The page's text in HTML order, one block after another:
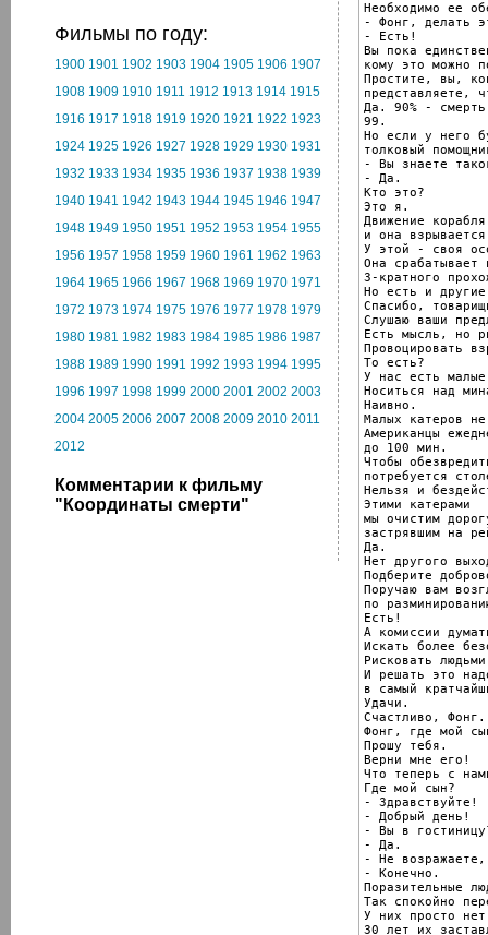
Фильмы по году:
1900 1901 1902 1903 1904 1905 1906 1907
1908 1909 1910 1911 1912 1913 1914 1915
1916 1917 1918 1919 1920 1921 1922 1923
1924 1925 1926 1927 1928 1929 1930 1931
1932 1933 1934 1935 1936 1937 1938 1939
1940 1941 1942 1943 1944 1945 1946 1947
1948 1949 1950 1951 1952 1953 1954 1955
1956 1957 1958 1959 1960 1961 1962 1963
1964 1965 1966 1967 1968 1969 1970 1971
1972 1973 1974 1975 1976 1977 1978 1979
1980 1981 1982 1983 1984 1985 1986 1987
1988 1989 1990 1991 1992 1993 1994 1995
1996 1997 1998 1999 2000 2001 2002 2003
2004 2005 2006 2007 2008 2009 2010 2011
2012
Комментарии к фильму
"Координаты смерти"
Необходимо ее
- Фонг, делать
- Есть!
Вы пока
кому это можно
Простите, вы,
представляете,
Да. 90% -
99.
Но если у него
толковый
- Вы знаете
- Да.
Кто это?
Это я.
Движение
и она
У этой - своя
Она срабатывает
3-кратного
Но есть и
Спасибо,
Слушаю ваши
Есть мысль, но
Провоцировать
То есть?
У нас есть
Носиться над
Наивно.
Малых катеров
Американцы
до 100 мин.
Чтобы
потребуется
Нельзя и
Этими катерами
мы очистим
застрявшим на
Да.
Нет другого
Подберите
Поручаю вам
по
Есть!
А комиссии
Искать более
Рисковать
И решать это
в самый
Удачи.
Счастливо, Фонг.
Фонг, где мой
Прошу тебя.
Верни мне его!
Что теперь с
Где мой сын?
- Здравствуйте!
- Добрый день!
- Вы в
- Да.
- Не
- Конечно.
Поразительные
Так спокойно
У них просто
30 лет их